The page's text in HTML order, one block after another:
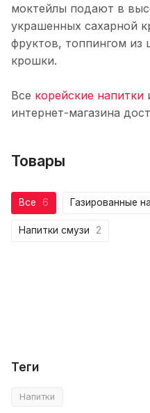
моктейлы подают в
украшенных сахарной
фруктов, топпингом из
крошки.
Все корейские напитки
интернет-магазина
Товары
Все 6 Газированные
Напитки смузи 2
Теги
Напитки